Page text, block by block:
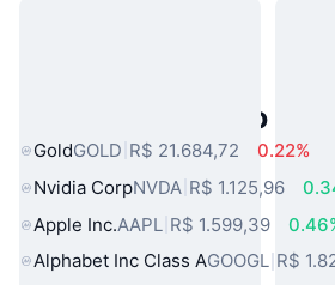
Ativos do Mundo
GoldGOLD R$ 21.684,72
0.22%
Nvidia CorpNVDA R$ 1.125,96
Apple Inc.AAPL R$ 1.599,39
Alphabet Inc Class AGOOGL R$